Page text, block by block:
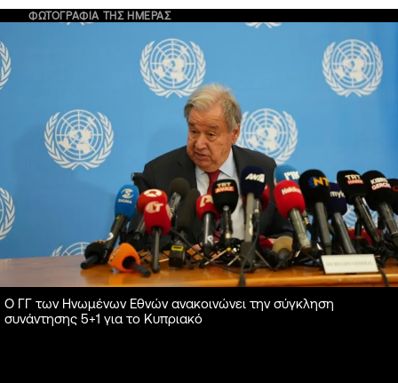
ΦΩΤΟΓΡΑΦΙΑ ΤΗΣ ΗΜΕΡΑΣ
Ο ΓΓ των Ηνωμένων Εθνών ανακοινώνει την σύγκληση
συνάντησης 5+1 για το Κυπριακό